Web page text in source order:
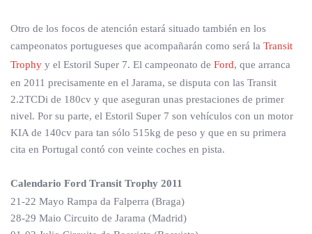
Otro de los focos de atención estará situado también en los
campeonatos portugueses que acompañarán como será la Transit
Trophy y el Estoril Super 7. El campeonato de Ford, que arranca
en 2011 precisamente en el Jarama, se disputa con las Transit
2.2TCDi de 180cv y que aseguran unas prestaciones de primer
nivel. Por su parte, el Estoril Super 7 son vehículos con un motor
KIA de 140cv para tan sólo 515kg de peso y que en su primera
cita en Portugal contó con veinte coches en pista.
Calendario Ford Transit Trophy 2011
21-22 Mayo Rampa da Falperra (Braga)
28-29 Maio Circuito de Jarama (Madrid)